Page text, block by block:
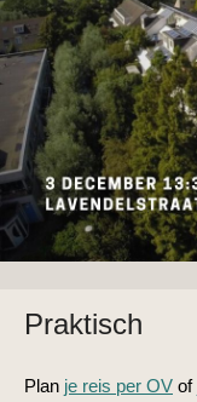
Praktisch
Plan je reis per OV of